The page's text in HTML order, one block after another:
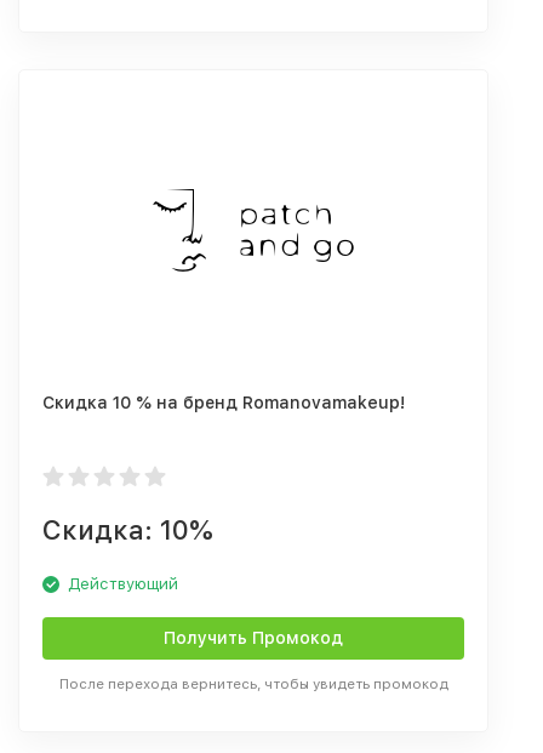
Скидка 10 % на бренд Romanovamakeup!
Скидка: 10%
Действующий
Получить Промокод
После перехода вернитесь, чтобы увидеть промокод